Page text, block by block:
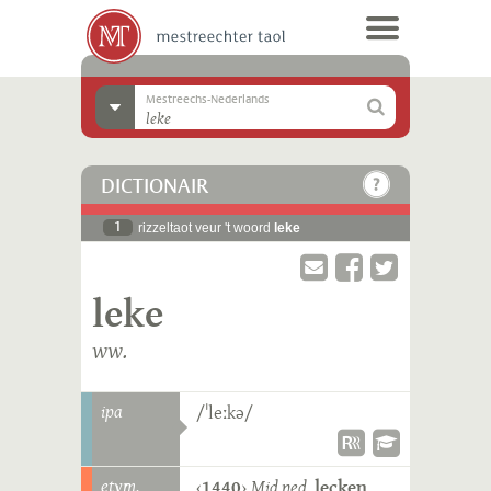
Mestreechs-Nederlands
DICTIONAIR
1 rizzeltaot veur 't woord leke
leke
ww.
ipa /ˈleːkə/
etym.